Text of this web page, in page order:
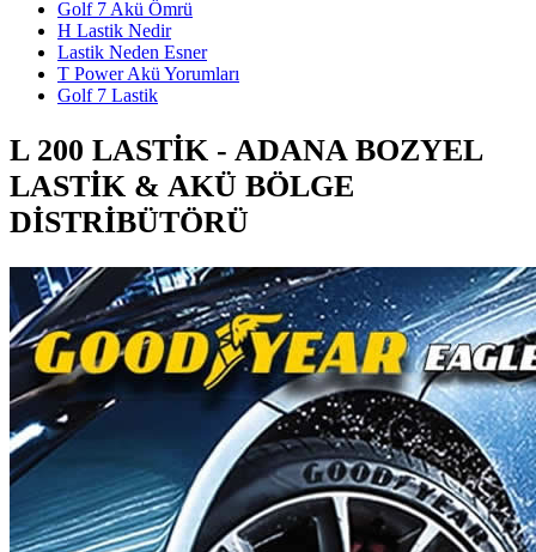
Golf 7 Akü Ömrü
H Lastik Nedir
Lastik Neden Esner
T Power Akü Yorumları
Golf 7 Lastik
L 200 LASTIK - ADANA BOZYEL
LASTIK & AKÜ BÖLGE
DISTRIBÜTÖRÜ